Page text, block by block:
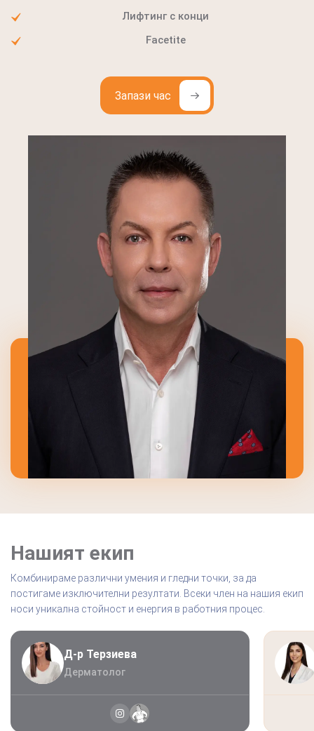
Лифтинг с конци
Facetite
Запази час
Нашият екип
Комбинираме различни умения и гледни точки, за да
постигаме изключителни резултати. Всеки член на нашия екип
носи уникална стойност и енергия в работния процес.
Д-р Терзиева
Дерматолог